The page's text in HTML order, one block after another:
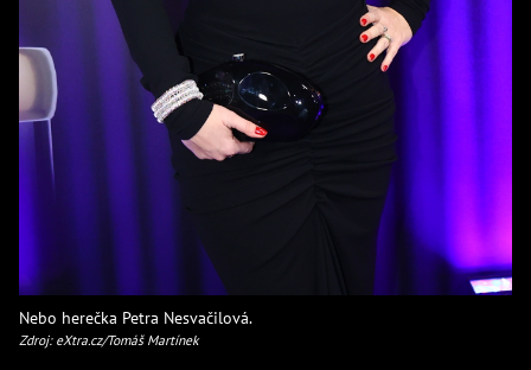
Nebo herečka Petra Nesvačilová.
Zdroj: eXtra.cz/Tomáš Martínek